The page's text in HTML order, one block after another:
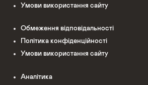
Умови використання сайту
Обмеження відповідальності
Політика конфіденційності
Умови використання сайту
Аналітика